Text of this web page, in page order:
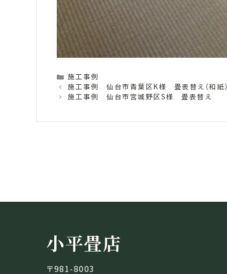
Categories
施工事例
施工事例 仙台市青葉区K様 畳表替え（和紙）
施工事例 仙台市宮城野区S様 畳表替え
小平畳店
〒981-8003